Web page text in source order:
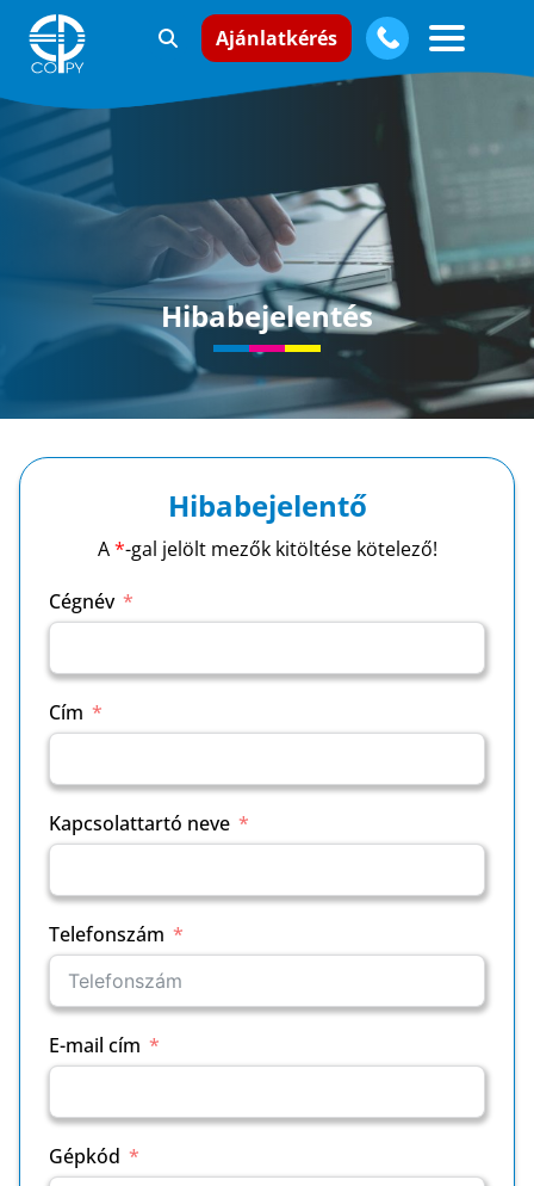
Ajánlatkérés
Hibabejelentés
Hibabejelentő
A*-gal jelölt mezők kitöltése kötelező!
Cégnév
Cím
Kapcsolattartó neve
Telefonszám
E-mail cím
Gépkód